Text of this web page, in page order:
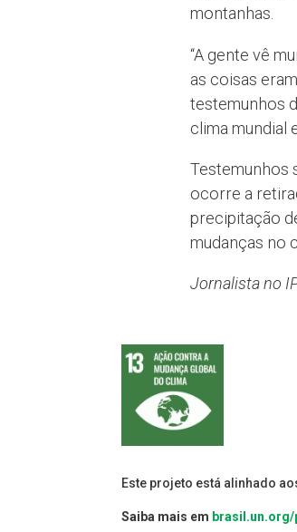
montanhas.
“A gente vê
as coisas
testemunhos
clima mundial
Testemunhos
ocorre a
precipitação
mudanças no
Jornalista no
Este projeto está alinhado
Saiba mais em